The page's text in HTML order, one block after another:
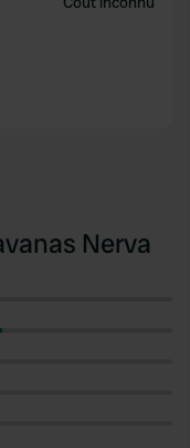
Nerva